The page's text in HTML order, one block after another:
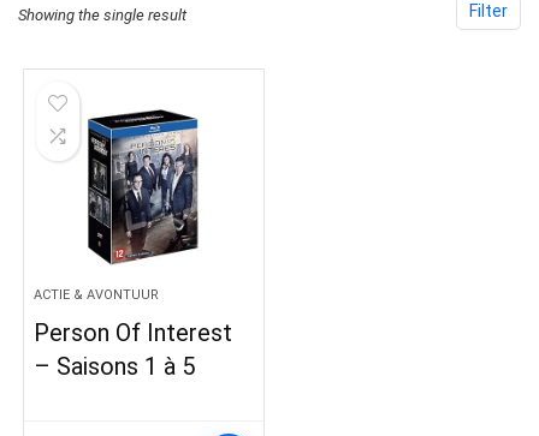
Filter
Showing the single result
ACTIE & AVONTUUR
Person Of Interest
– Saisons 1 à 5